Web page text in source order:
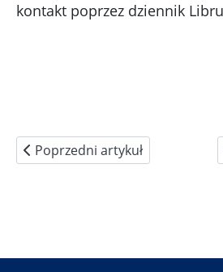
kontakt poprzez dziennik
Poprzedni artykuł: Samorząd
Poprzedni artykuł